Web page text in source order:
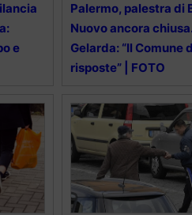
e
Palermo, palestra di
Nuovo ancora chiusa.
Gelarda: “Il Comune
risposte” | FOTO